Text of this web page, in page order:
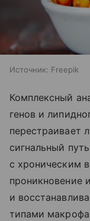
Источник: Freepik
Комплексный
генов и
перестраивает
сигнальный
с хроническим
проникновение
и
типами